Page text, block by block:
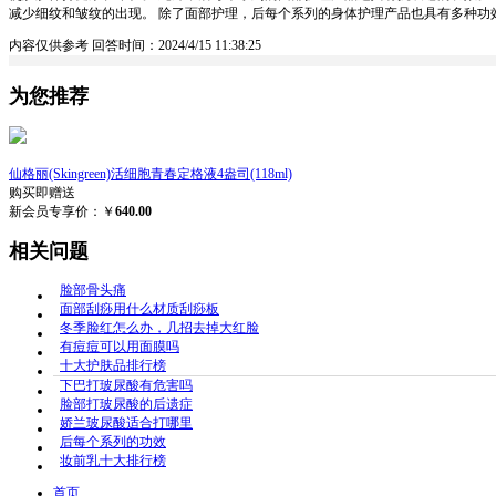
减少细纹和皱纹的出现。 除了面部护理，后每个系列的身体护理产品也具有多种功
内容仅供参考 回答时间：2024/4/15 11:38:25
为您推荐
仙格丽(Skingreen)活细胞青春定格液4盎司(118ml)
购买即赠送
新会员专享价：￥ 640.00
相关问题
脸部骨头痛
面部刮痧用什么材质刮痧板
冬季脸红怎么办，几招去掉大红脸
有痘痘可以用面膜吗
十大护肤品排行榜
下巴打玻尿酸有危害吗
脸部打玻尿酸的后遗症
娇兰玻尿酸适合打哪里
后每个系列的功效
妆前乳十大排行榜
首页